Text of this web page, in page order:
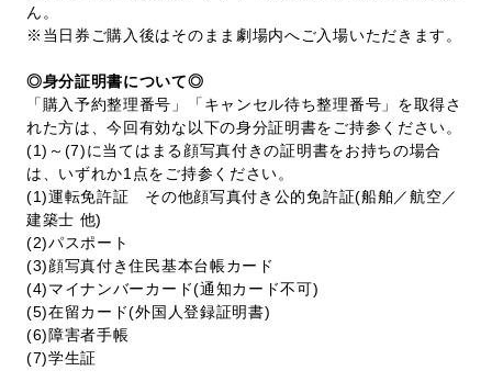
ん。
※当日券ご購入後はそのまま劇場内へご入場いただきます。
◎身分証明書について◎
「購入予約整理番号」「キャンセル待ち整理番号」を取得さ
れた方は、今回有効な以下の身分証明書をご持参ください。
(1)～(7)に当てはまる顔写真付きの証明書をお持ちの場合
は、いずれか1点をご持参ください。
(1)運転免許証 その他顔写真付き公的免許証(船舶／航空／
建築士 他)
(2)パスポート
(3)顔写真付き住民基本台帳カード
(4)マイナンバーカード(通知カード不可)
(5)在留カード(外国人登録証明書)
(6)障害者手帳
(7)学生証